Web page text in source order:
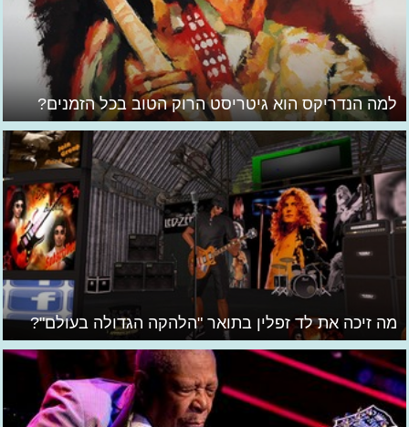
למה הנדריקס הוא גיטריסט הרוק הטוב בכל הזמנים?
מה זיכה את לד זפלין בתואר "הלהקה הגדולה בעולם"?